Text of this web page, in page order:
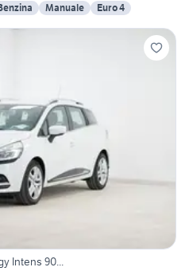
Manuale Euro 4
Intens 90...